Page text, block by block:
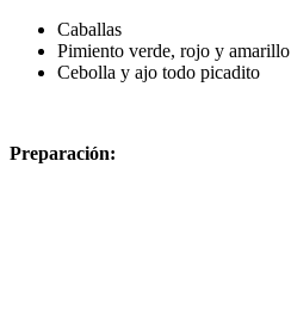
Caballas
Pimiento verde, rojo y amarillo
Cebolla y ajo todo picadito
Preparación: